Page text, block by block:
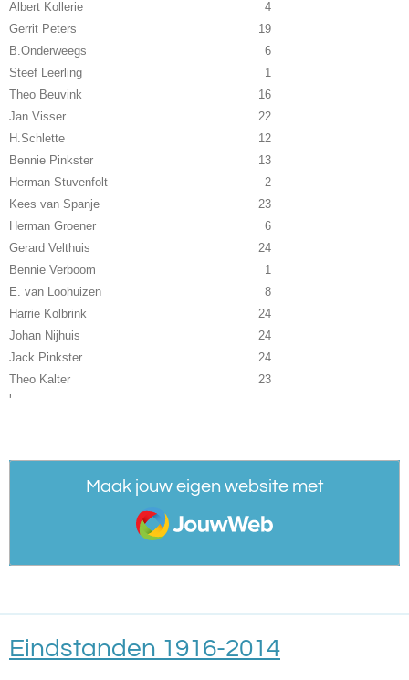
Albert Kollerie
4
Gerrit Peters
19
B.Onderweegs
6
Steef Leerling
1
Theo Beuvink
16
Jan Visser
22
H.Schlette
12
Bennie Pinkster
13
Herman Stuvenfolt
2
Kees van Spanje
23
Herman Groener
6
Gerard Velthuis
24
Bennie Verboom
1
E. van Loohuizen
8
Harrie Kolbrink
24
Johan Nijhuis
24
Jack Pinkster
24
Theo Kalter
23
'
Maak jouw eigen website met
JouwWeb
Eindstanden 1916-2014